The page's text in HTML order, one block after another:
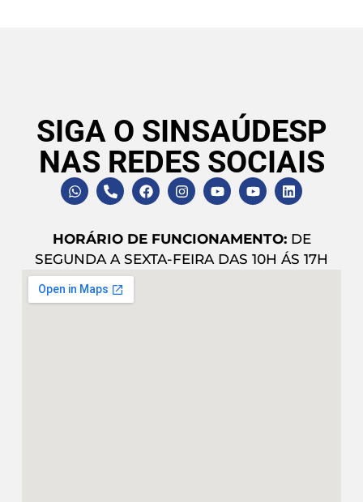
SIGA O SINSAÚDESP
NAS REDES SOCIAIS
HORÁRIO DE FUNCIONAMENTO:DE
SEGUNDA A SEXTA-FEIRA DAS 10H ÁS 17H